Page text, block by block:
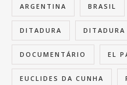
ARGENTINA BRASIL
DITADURA
DOCUMENTÁRIO EL
EUCLIDES DA CUNHA